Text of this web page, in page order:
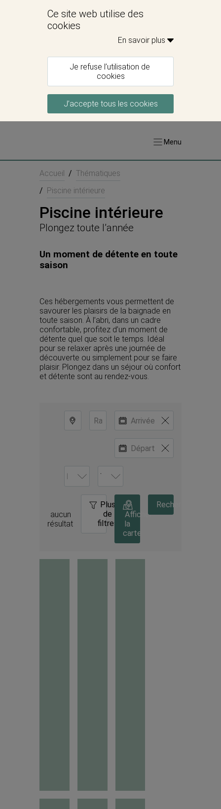
Ce site web utilise des
cookies
En savoir plus
Je refuse l’utilisation de
cookies
J’accepte tous les cookies
Menu
Accueil / Thématiques
/ Piscine intérieure
Piscine intérieure
Plongez toute l’année
Un moment de détente en toute
saison
Ces hébergements vous permettent de
savourer les plaisirs de la baignade en
toute saison. À l’abri, dans un cadre
confortable, profitez d’un moment de
détente quel que soit le temps. Idéal
pour se relaxer après une journée de
découverte ou simplement pour se faire
plaisir. Plongez dans un séjour où confort
et détente sont au rendez-vous.
aucun
résultat
Plus
de
filtres
0
Afficher
la
carte
Rechercher